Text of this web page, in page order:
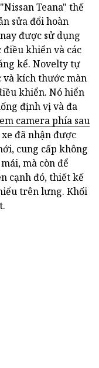
Teana" thế
sửa đổi hoàn
được sử dụng
khiển và các
kể. Novelty tự
và kích thước màn
khiển. Nó hiển
định vị và đa
camera phía sau
đã nhận được
cung cấp không
mà còn để
cạnh đó, thiết kế
trên lưng. Khối